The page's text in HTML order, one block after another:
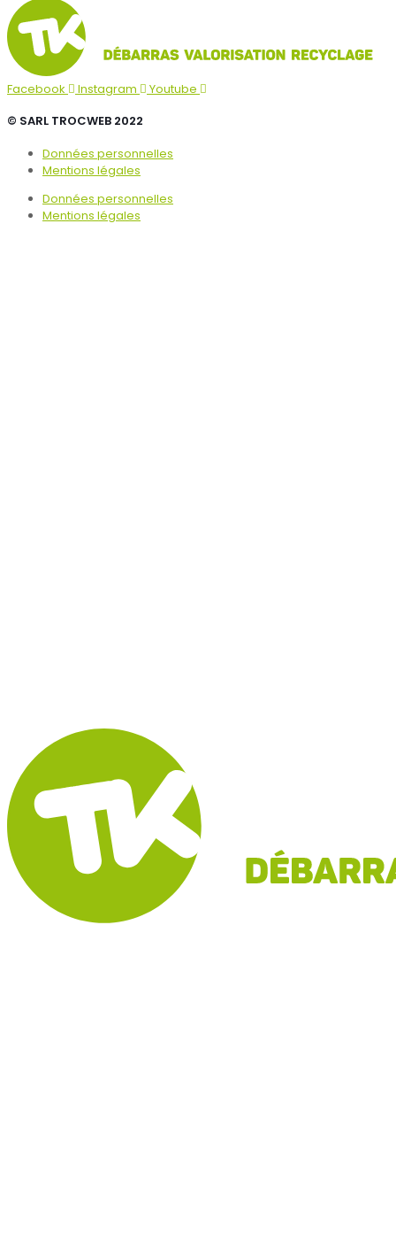
Facebook Instagram
Youtube
© SARL TROCWEB 2022
Données personnelles
Mentions légales
Données personnelles
Mentions légales